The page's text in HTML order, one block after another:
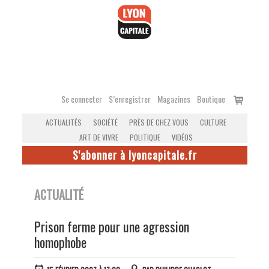
Se connecter S’enregistrer Magazines Boutique
Voir
ACTUALITÉS SOCIÉTÉ PRÈS DE CHEZ VOUS
CULTURE
ART DE VIVRE
POLITIQUE VIDÉOS
S'abonner à lyoncapitale.fr
ACTUALITÉ
Prison ferme pour une agression
homophobe